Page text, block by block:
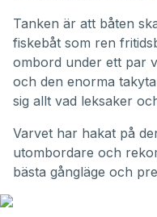
Tanken är att båten
fiskebåt som ren
ombord under ett par
och den enorma
sig allt vad leksaker
Varvet har hakat på
utombordare och
bästa gångläge och